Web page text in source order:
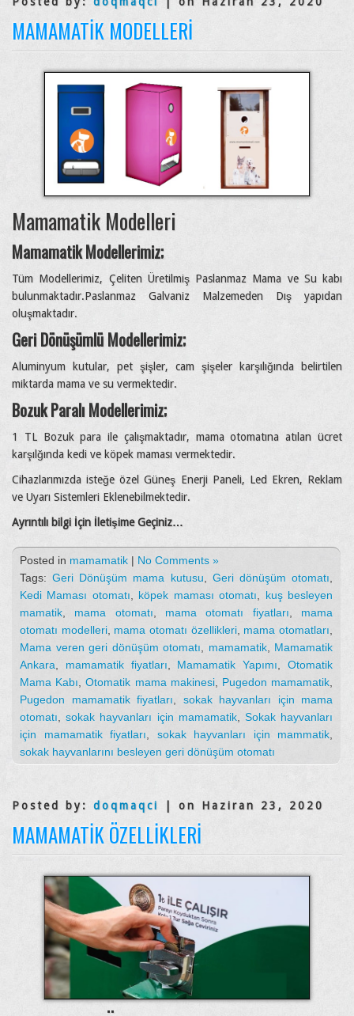
MAMAMATIK MODELLERI
Mamamatik Modelleri
Mamamatik Modellerimiz;
Tüm Modellerimiz, Çeliten Üretilmiş Paslanmaz Mama ve Su kabı
bulunmaktadır.Paslanmaz Galvaniz Malzemeden Dış yapıdan
oluşmaktadır.
Geri Dönüşümlü Modellerimiz;
Aluminyum kutular, pet şişler, cam şişeler karşılığında belirtilen
miktarda mama ve su vermektedir.
Bozuk Paralı Modellerimiz;
1 TL Bozuk para ile çalışmaktadır, mama otomatına atılan ücret
karşılğında kedi ve köpek maması vermektedir.
Cihazlarımızda isteğe özel Güneş Enerji Paneli, Led Ekren, Reklam
ve Uyarı Sistemleri Eklenebilmektedir.
Ayrıntılı bilgi İçin İletişime Geçiniz…
Posted in mamamatik | No Comments »
Tags:Geri Dönüşüm mama kutusu Geri dönüşüm otomatı
Kedi Maması otomatı
köpek maması otomatı
kuş besleyen
mamatik
mama otomatı mama otomatı fiyatları
mama
otomatı modelleri, mama otomatı özellikleri, mama otomatları
Mama veren geri dönüşüm otomatı
mamamatik, Mamamatik
Ankara
mamamatik fiyatları Mamamatik Yapımı ,Otomatik
Mama Kabı ,Otomatik mama makinesi, Pugedon mamamatik
Pugedon mamamatik fiyatları
sokak hayvanları için mama
otomatı ,sokak hayvanları için mamamatik, Sokak hayvanları
için mamamatik fiyatları
sokak hayvanları için mammatik
sokak hayvanlarını besleyen geri dönüşüm otomatı
Posted by: doqmaqci | on Haziran 23, 2020
MAMAMATIK ÖZELLIKLERI